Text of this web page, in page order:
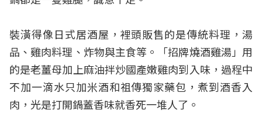
裝潢得像日式居酒屋，裡頭販售的是傳統料理，湯
品、雞肉料理、炸物與主食等。「招牌燒酒雞湯」用
的是老薑母加上麻油拌炒國產嫩雞肉到入味，過程中
不加一滴水只加米酒和祖傳獨家藥包，煮到酒香入
肉，光是打開鍋蓋香味就香死一堆人了。